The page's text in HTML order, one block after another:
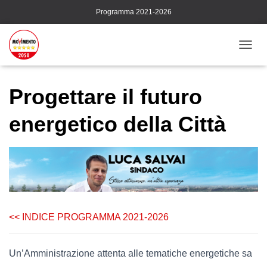
Programma 2021-2026
A
T
O
Progettare il futuro
energetico della Città
<< INDICE PROGRAMMA 2021-2026
Un’Amministrazione attenta alle tematiche energetiche sa